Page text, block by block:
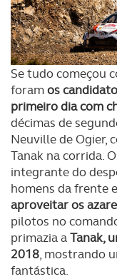
Se tudo começou
foramos
primeiro dia com
décimas de
Neuville de Ogier,
Tanak na corrida.
integrante do
homens da frente
aproveitar os
pilotos no
primazia aTanak,
2018, mostrando
fantástica.